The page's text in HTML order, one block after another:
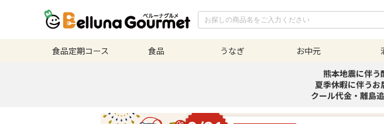
食品定期コース 食品 うなぎ お中元
熊本地震に伴
夏季休暇に伴う
クール代金・離島